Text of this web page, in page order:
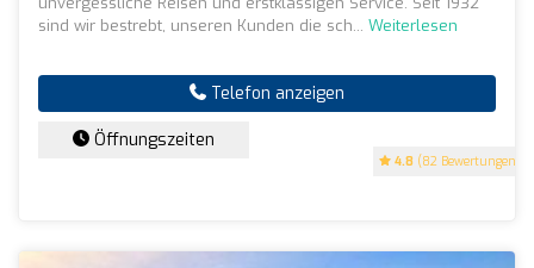
4.8 (82 Bewertungen)
sind wir bestrebt, unseren Kunden die sch... Weiterlesen
Telefon anzeigen
Öffnungszeiten